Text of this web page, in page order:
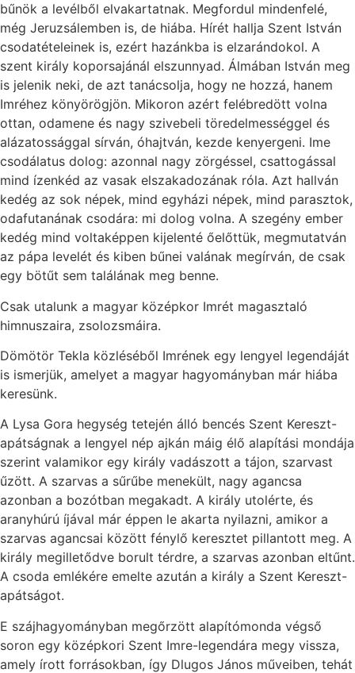
bűnök a levélből elvakartatnak. Megfordul mindenfelé,
még Jeruzsálemben is, de hiába. Hírét hallja Szent István
csodatételeinek is, ezért hazánkba is elzarándokol. A
szent király koporsajánál elszunnyad. Álmában István meg
is jelenik neki, de azt tanácsolja, hogy ne hozzá, hanem
Imréhez könyörögjön. Mikoron azért felébredött volna
ottan, odamene és nagy szivebeli töredelmességgel és
alázatossággal sírván, óhajtván, kezde kenyergeni. Ime
csodálatus dolog: azonnal nagy zörgéssel, csattogással
mind ízenkéd az vasak elszakadozának róla. Azt hallván
kedég az sok népek, mind egyházi népek, mind parasztok,
odafutanának csodára: mi dolog volna. A szegény ember
kedég mind voltaképpen kijelenté őelőttük, megmutatván
az pápa levelét és kiben bűnei valának megírván, de csak
egy bötűt sem találának meg benne.
Csak utalunk a magyar középkor Imrét magasztaló
himnuszaira, zsolozsmáira.
Dömötör Tekla közléséből Imrének egy lengyel legendáját
is ismerjük, amelyet a magyar hagyományban már hiába
keresünk.
A Lysa Gora hegység tetején álló bencés Szent Kereszt-
apátságnak a lengyel nép ajkán máig élő alapítási mondája
szerint valamikor egy király vadászott a tájon, szarvast
űzött. A szarvas a sűrűbe menekült, nagy agancsa
azonban a bozótban megakadt. A király utolérte, és
aranyhúrú íjával már éppen le akarta nyilazni, amikor a
szarvas agancsai között fénylő keresztet pillantott meg. A
király megilletődve borult térdre, a szarvas azonban eltűnt.
A csoda emlékére emelte azután a király a Szent Kereszt-
apátságot.
E szájhagyományban megőrzött alapítómonda végső
soron egy középkori Szent Imre-legendára megy vissza,
amely írott forrásokban, így Dlugos János műveiben, tehát